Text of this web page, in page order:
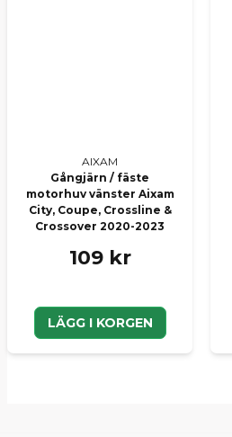
AIXAM
Gångjärn / fäste
motorhuv vänster Aixam
City, Coupe, Crossline &
Crossover 2020-2023
109 kr
LÄGG I KORGEN